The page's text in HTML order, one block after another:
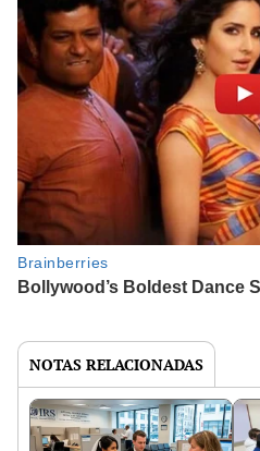
NOTAS RELACIONADAS